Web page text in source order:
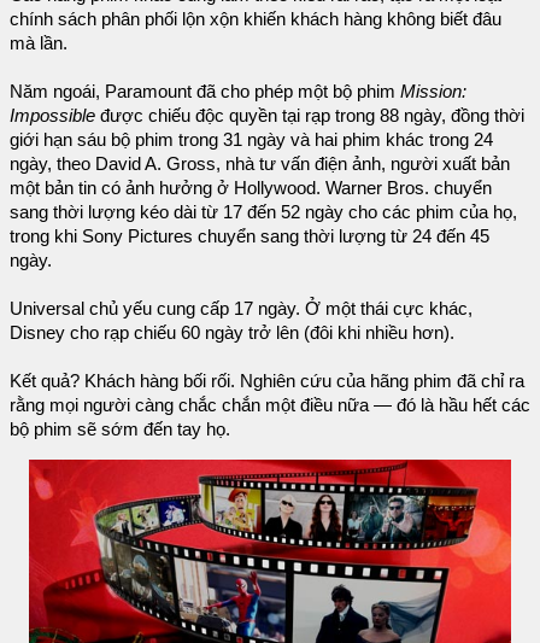
chính sách phân phối lộn xộn khiến khách hàng không biết đâu
mà lần.
Năm ngoái, Paramount đã cho phép một bộ phim Mission:
Impossible được chiếu độc quyền tại rạp trong 88 ngày, đồng thời
giới hạn sáu bộ phim trong 31 ngày và hai phim khác trong 24
ngày, theo David A. Gross, nhà tư vấn điện ảnh, người xuất bản
một bản tin có ảnh hưởng ở Hollywood. Warner Bros. chuyển
sang thời lượng kéo dài từ 17 đến 52 ngày cho các phim của họ,
trong khi Sony Pictures chuyển sang thời lượng từ 24 đến 45
ngày.
Universal chủ yếu cung cấp 17 ngày. Ở một thái cực khác,
Disney cho rạp chiếu 60 ngày trở lên (đôi khi nhiều hơn).
Kết quả? Khách hàng bối rối. Nghiên cứu của hãng phim đã chỉ ra
rằng mọi người càng chắc chắn một điều nữa — đó là hầu hết các
bộ phim sẽ sớm đến tay họ.